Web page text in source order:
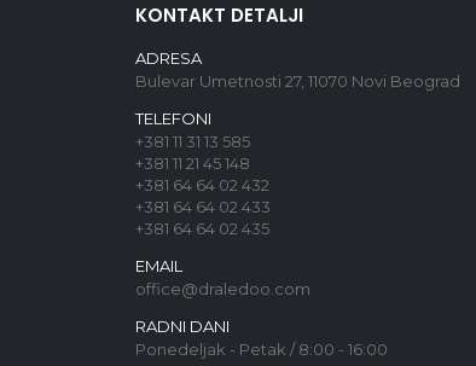
KONTAKT DETALJI
ADRESA
Bulevar Umetnosti 27, 11070 Novi Beograd
TELEFONI
+381 11 31 13 585
+381 11 21 45 148
+381 64 64 02 432
+381 64 64 02 433
+381 64 64 02 435
EMAIL
office@draledoo.com
RADNI DANI
Ponedeljak - Petak / 8:00 - 16:00